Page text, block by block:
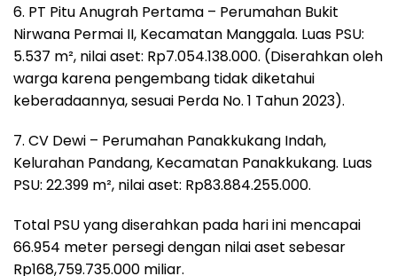
6. PT Pitu Anugrah Pertama – Perumahan Bukit
Nirwana Permai II, Kecamatan Manggala. Luas PSU:
5.537 m², nilai aset: Rp7.054.138.000. (Diserahkan oleh
warga karena pengembang tidak diketahui
keberadaannya, sesuai Perda No. 1 Tahun 2023).
7. CV Dewi – Perumahan Panakkukang Indah,
Kelurahan Pandang, Kecamatan Panakkukang. Luas
PSU: 22.399 m², nilai aset: Rp83.884.255.000.
Total PSU yang diserahkan pada hari ini mencapai
66.954 meter persegi dengan nilai aset sebesar
Rp168,759.735.000 miliar.